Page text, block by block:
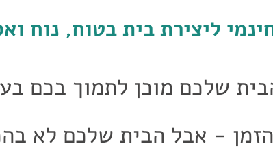
ליצירת בית בטוח, נוח
שלכם מוכן לתמוך בכם
- אבל הבית שלכם לא